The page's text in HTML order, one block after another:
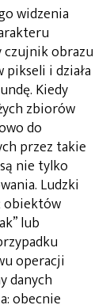
widzenia
czujnik obrazu
i działa
Kiedy
zbiorów
do
przez takie
nie tylko
Ludzki
obiektów
lub
operacji
danych
obecnie